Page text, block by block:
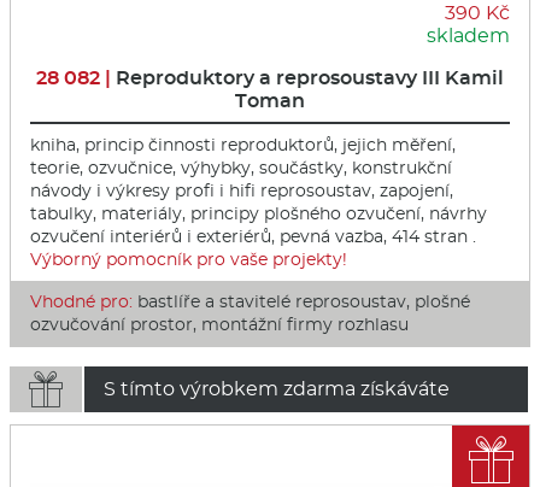
390 Kč
skladem
28 082 | Reproduktory a reprosoustavy III Kamil
Toman
kniha, princip činnosti reproduktorů, jejich měření,
teorie, ozvučnice, výhybky, součástky, konstrukční
návody i výkresy profi i hifi reprosoustav, zapojení,
tabulky, materiály, principy plošného ozvučení, návrhy
ozvučení interiérů i exteriérů, pevná vazba, 414 stran .
Výborný pomocník pro vaše projekty!
Vhodné pro: bastlíře a stavitelé reprosoustav, plošné
ozvučování prostor, montážní firmy rozhlasu
 S tímto výrobkem zdarma získáváte
